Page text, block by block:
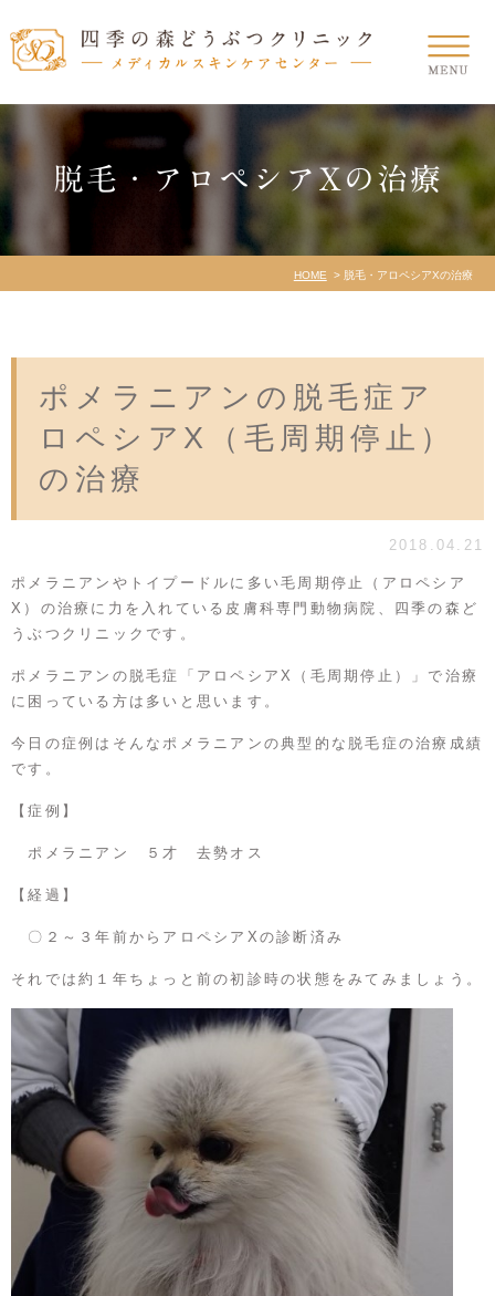
脱毛・アロペシアXの治療
HOME 脱毛・アロペシアXの治療
ポメラニアンの脱毛症ア
ロペシアX（毛周期停止）
の治療
2018.04.21
ポメラニアンやトイプードルに多い毛周期停止（アロペシア
X）の治療に力を入れている皮膚科専門動物病院、四季の森ど
うぶつクリニックです。
ポメラニアンの脱毛症「アロペシアX（毛周期停止）」で治療
に困っている方は多いと思います。
今日の症例はそんなポメラニアンの典型的な脱毛症の治療成績
です。
【症例】
ポメラニアン ５才 去勢オス
【経過】
〇２～３年前からアロペシアXの診断済み
それでは約１年ちょっと前の初診時の状態をみてみましょう。